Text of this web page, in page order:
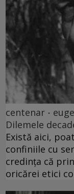
centenar -
Dilemele
Există aici,
confiniile cu
credința că
oricărei etici